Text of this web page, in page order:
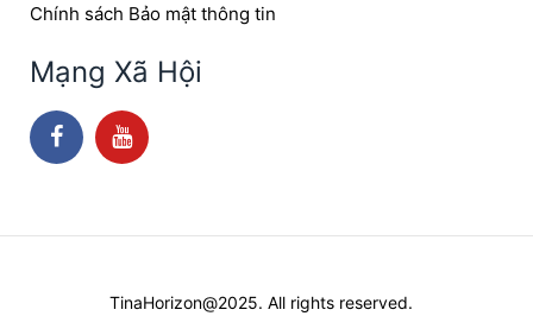
Chính sách Bảo mật thông tin
Mạng Xã Hội
TinaHorizon@2025. All rights reserved.